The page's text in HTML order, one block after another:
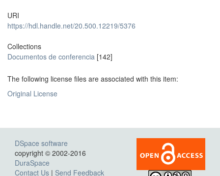
URI
https://hdl.handle.net/20.500.12219/5376
Collections
Documentos de conferencia [142]
The following license files are associated with this item:
Original License
DSpace software
copyright © 2002-2016
DuraSpace
Contact Us | Send Feedback